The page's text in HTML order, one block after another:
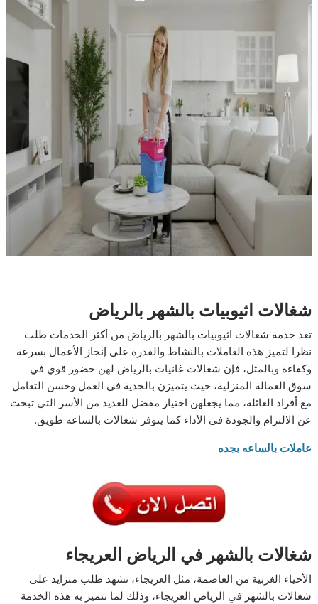
شغالات اثيوبيات بالشهر بالرياض
تعد خدمة شغالات اثيوبيات بالشهر بالرياض من أكثر الخدمات طلب
نظرا لتميز هذه العاملات بالنشاط والقدرة على إنجاز الأعمال بسرعة
وكفاءة وبالمثل، فإن شغالات غانيات بالرياض لهن حضور قوي في
سوق العمالة المنزلية، حيث يتميزن بالجدية في العمل وحسن التعامل
مع أفراد العائلة، مما يجعلهن اختيار مفضل للعديد من الأسر التي تبحث
عن الالتزام والجودة في الأداء كما يتوفر شغالات بالساعه طويق.
عاملات بالساعه بجده
شغالات بالشهر في الرياض العريجاء
الأحياء الغربية من العاصمة، مثل العريجاء، تشهد طلب متزايد على
شغالات بالشهر في الرياض العريجاء، وذلك لما تتميز به هذه الخدمة